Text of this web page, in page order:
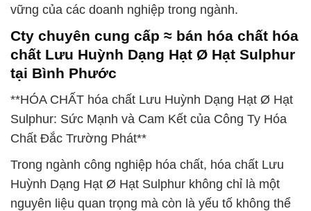
vững của các doanh nghiệp trong ngành.
Cty chuyên cung cấp ≈ bán hóa chất hóa
chất Lưu Huỳnh Dạng Hạt Ø Hạt Sulphur
tại Bình Phước
**HÓA CHẤT hóa chất Lưu Huỳnh Dạng Hạt Ø Hạt
Sulphur: Sức Mạnh và Cam Kết của Công Ty Hóa
Chất Đắc Trường Phát**
Trong ngành công nghiệp hóa chất, hóa chất Lưu
Huỳnh Dạng Hạt Ø Hạt Sulphur không chỉ là một
nguyên liệu quan trọng mà còn là yếu tố không thể